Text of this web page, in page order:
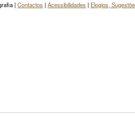
| Contactos | Acessibilidades | Elogios,